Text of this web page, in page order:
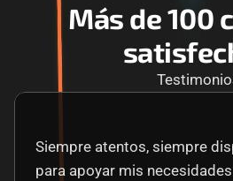
Más de 100
Siempre atentos, siempre
para apoyar mis